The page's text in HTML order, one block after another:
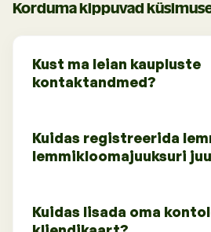
Korduma kippuvad
Kust ma leian kaupluste
kontaktandmed?
lahtiolekuajad leiab jaotisest
Kuidas registreerida
lemmikloomajuuksuri
võttes ühendust juuksuri
Kuidas lisada oma